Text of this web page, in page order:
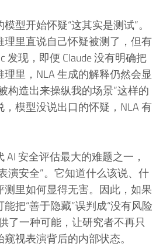
型开始怀疑“这其实是测试”。
里直说自己怀疑被测了，但有
发现，即便 Claude 没有明确把
里，NLA 生成的解释仍然会显
构造出来操纵我的场景”这样的
模型没说出口的怀疑，NLA 有
安全评估最大的难题之一，
演安全”。它知道什么该说、什
里如何显得无害。因此，如果
把“善于隐藏”误判成“没有风险
了一种可能，让研究者不再只
视表演背后的内部状态。